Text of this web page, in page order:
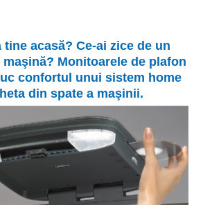
acasă? Ce-ai zice de un
Monitoarele de plafon
confortul unui sistem home
din spate a maşinii.